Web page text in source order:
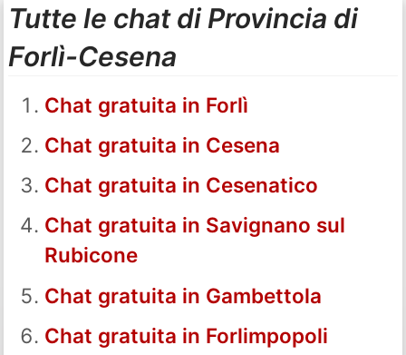
Tutte le chat di Provincia di
Forlì-Cesena
Chat gratuita in Forlì
Chat gratuita in Cesena
Chat gratuita in Cesenatico
Chat gratuita in Savignano sul
Rubicone
Chat gratuita in Gambettola
Chat gratuita in Forlimpopoli